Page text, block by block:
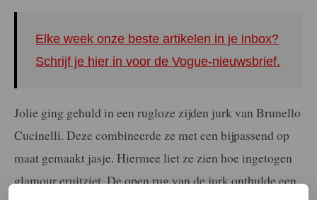
Elke week onze beste artikelen in je inbox?
Schrijf je hier in voor de Vogue-nieuwsbrief.
Jolie ging gehuld in een rugloze zijden jurk van Brunello
Cucinelli. Deze combineerde ze met een bijpassend op
maat gemaakt jasje. Hiermee liet ze zien hoe ingetogen
glamour eruitziet. De open rug van de jurk onthulde een